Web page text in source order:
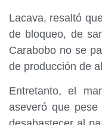
Lacava, resaltó
de bloqueo, de
Carabobo no se
de producción de
Entretanto, el
aseveró que